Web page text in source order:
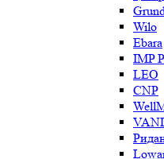
Wilo
Ebara
IMP
LEO
CNP